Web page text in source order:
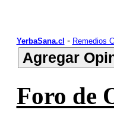
YerbaSana.cl - Remedios
Foro de